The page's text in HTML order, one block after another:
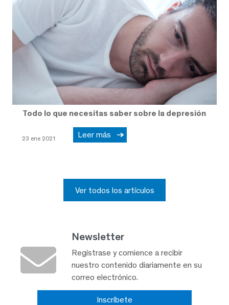
Todo lo que necesitas saber sobre la depresión
23 ene 2021 Leer más
Ver todos los artículos
Newsletter
Regístrase y comience a recibir
nuestro contenido diariamente en su
correo electrónico.
Inscríbete